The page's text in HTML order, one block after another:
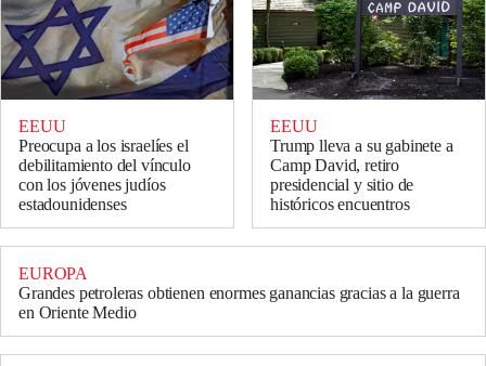
EEUU
Preocupa a los israelíes el
debilitamiento del vínculo
con los jóvenes judíos
estadounidenses
EEUU
Trump lleva a su gabinete a
Camp David, retiro
presidencial y sitio de
históricos encuentros
EUROPA
Grandes petroleras obtienen enormes ganancias gracias a la guerra
en Oriente Medio